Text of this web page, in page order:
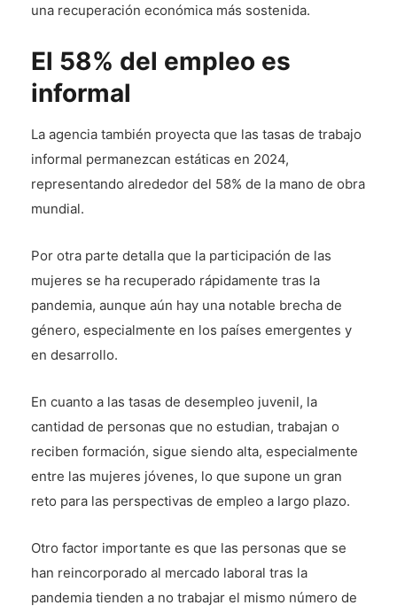
una recuperación económica más sostenida.
El 58% del empleo es
informal
La agencia también proyecta que las tasas de trabajo
informal permanezcan estáticas en 2024,
representando alrededor del 58% de la mano de obra
mundial.
Por otra parte detalla que la participación de las
mujeres se ha recuperado rápidamente tras la
pandemia, aunque aún hay una notable brecha de
género, especialmente en los países emergentes y
en desarrollo.
En cuanto a las tasas de desempleo juvenil, la
cantidad de personas que no estudian, trabajan o
reciben formación, sigue siendo alta, especialmente
entre las mujeres jóvenes, lo que supone un gran
reto para las perspectivas de empleo a largo plazo.
Otro factor importante es que las personas que se
han reincorporado al mercado laboral tras la
pandemia tienden a no trabajar el mismo número de